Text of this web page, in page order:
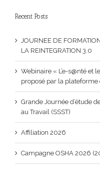
Recent Posts
JOURNEE DE
LA REINTEGRATION 3.0
Webinaire « L’e-s@nté et
proposé par la
Grande Journée d’étude
au Travail (SSST)
Affiliation 2026
Campagne OSHA 2026